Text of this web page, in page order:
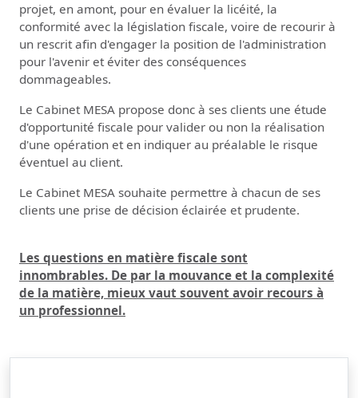
projet, en amont, pour en évaluer la licéité, la
conformité avec la législation fiscale, voire de recourir à
un rescrit afin d'engager la position de l'administration
pour l'avenir et éviter des conséquences
dommageables.
Le Cabinet MESA propose donc à ses clients une étude
d'opportunité fiscale pour valider ou non la réalisation
d'une opération et en indiquer au préalable le risque
éventuel au client.
Le Cabinet MESA souhaite permettre à chacun de ses
clients une prise de décision éclairée et prudente.
Les questions en matière fiscale sont
innombrables. De par la mouvance et la complexité
de la matière, mieux vaut souvent avoir recours à
un professionnel.